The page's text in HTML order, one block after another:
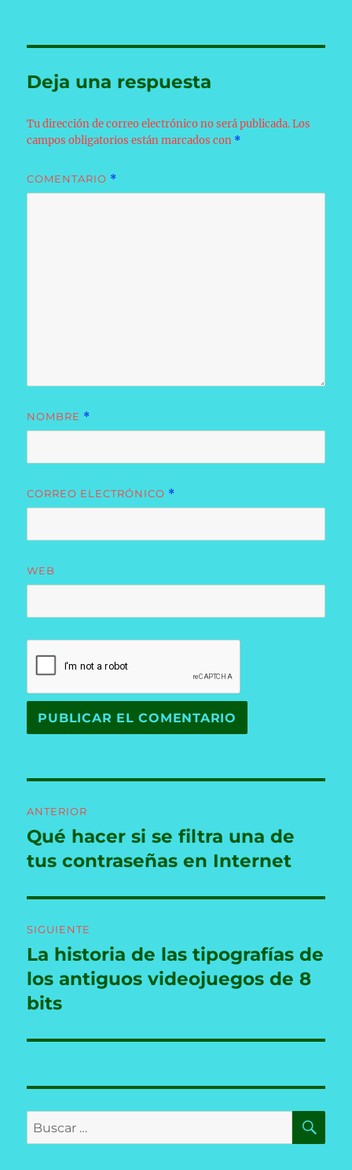
Deja una respuesta
Tu dirección de correo electrónico no será publicada. Los
campos obligatorios están marcados con *
COMENTARIO *
NOMBRE *
CORREO ELECTRÓNICO *
WEB
de
entradas
ANTERIOR
Entrada
anterior:
Qué hacer si se filtra una de
tus contraseñas en Internet
SIGUIENTE
Entrada
siguiente:
La historia de las tipografías de
los antiguos videojuegos de 8
bits
Buscar
por: